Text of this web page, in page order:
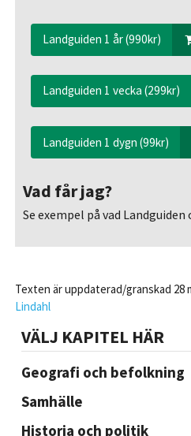
Landguiden 1 år (990kr)
Landguiden 1 vecka (299kr)
Landguiden 1 dygn (99kr)
Vad får jag?
Se exempel på vad
Texten är uppdaterad/granskad 28
Lindahl
VÄLJ KAPITEL HÄR
Geografi och befolkning
Samhälle
Historia och politik